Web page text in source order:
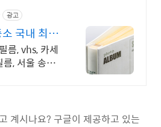
광고
국내 최대
름, vhs, 카세
, 서울 송파
계시나요? 구글이 제공하고 있는